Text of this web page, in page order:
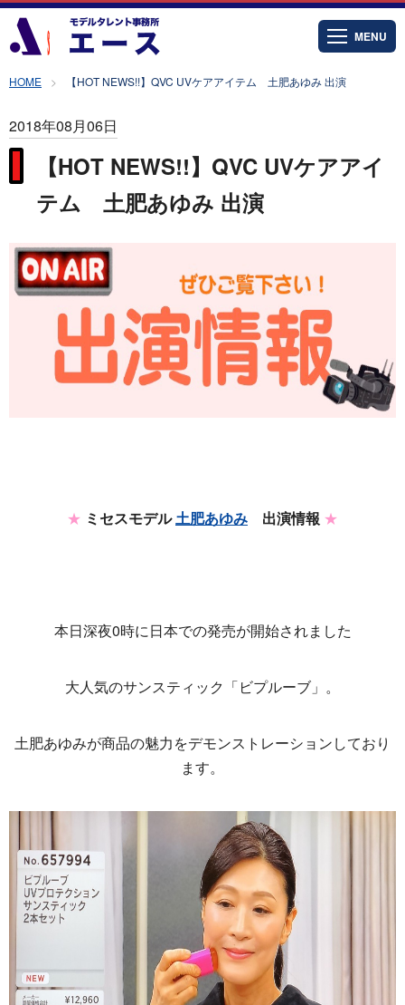
MENU
HOME 【HOT NEWS!!】QVC UVケアアイテム 土肥あゆみ 出演
2018年08月06日
【HOT NEWS!!】QVC UVケアアイ
テム 土肥あゆみ 出演
★ ミセスモデル土肥あゆみ 出演情報 ★
本日深夜0時に日本での発売が開始されました
大人気のサンスティック「ビプルーブ」。
土肥あゆみが商品の魅力をデモンストレーションしており
ます。